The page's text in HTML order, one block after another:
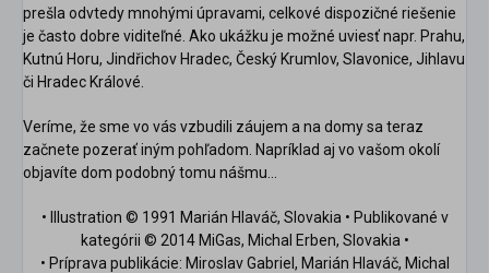
prešla odvtedy mnohými úpravami, celkové dispozičné riešenie
je často dobre viditeľné. Ako ukážku je možné uviesť napr. Prahu,
Kutnú Horu, Jindřichov Hradec, Český Krumlov, Slavonice, Jihlavu
či Hradec Králové.
Veríme, že sme vo vás vzbudili záujem a na domy sa teraz
začnete pozerať iným pohľadom. Napríklad aj vo vašom okolí
objavíte dom podobný tomu nášmu...
• Illustration © 1991 Marián Hlaváč, Slovakia • Publikované v
kategórii © 2014 MiGas, Michal Erben, Slovakia •
• Príprava publikácie: Miroslav Gabriel, Marián Hlaváč, Michal